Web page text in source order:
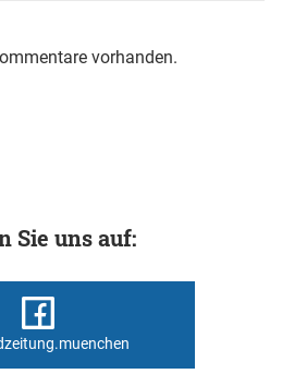
vorhanden.
Sie uns auf: